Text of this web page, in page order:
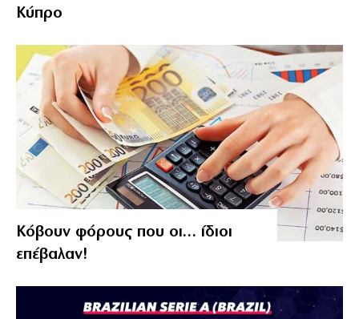
Κύπρο
Κόβουν φόρους που οι… ίδιοι
επέβαλαν!